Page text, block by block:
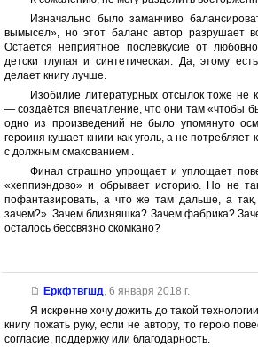
Изначально было заманчиво
вымысел», но этот баланс автор разрушает
Остаётся неприятное послевкусие от
детски глупая и синтетическая. Да, этому
делает книгу лучше.
Изобилие литературных отсылок тоже не
— создаётся впечатление, что они там «чтобы
одно из произведений не было упомянуто
героиня кушает книги как уголь, а не
с должным смакованием .
Финал страшно упрощает и уплощает
«хеппиэндово» и обрывает историю. Но не
пофантазировать, а что же там дальше, а так,
зачем?». Зачем близняшка? Зачем фабрика?
осталось бессвязно скомкано?
Еркфтвгшд, 6 января 2018 г.
Я искренне хочу дожить до такой
книгу пожать руку, если не автору, то герою
согласие, поддержку или благодарность.